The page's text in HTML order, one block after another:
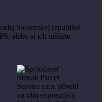
Slovenskej republike
alebo si ich môžete